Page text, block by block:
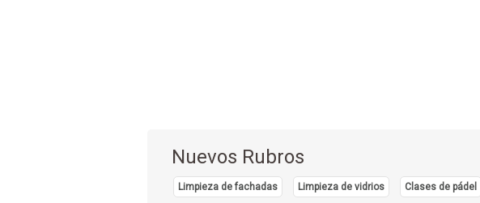
Nuevos Rubros
Limpieza de fachadas Limpieza de vidrios Clases de pádel